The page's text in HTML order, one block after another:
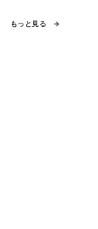
もっと見る